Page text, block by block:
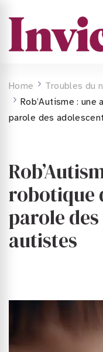
Home Troubles du
Rob’Autisme :
parole des
robotique
parole
autistes